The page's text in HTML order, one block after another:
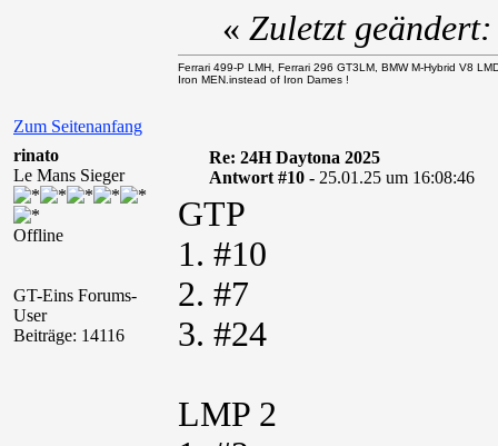
Zum Seitenanfang
« Zuletzt
Ferrari 499-P LMH, Ferrari 296 GT3LM, BMW M-Hybrid V8
Iron MEN.instead of Iron Dames !
rinato
Le Mans Sieger
Offline
GT-Eins Forums-
User
Beiträge: 14116
Re: 24H Daytona 2025
Antwort #10 - 25.01.25 um 16:08:46
GTP
1. #10
2. #7
3. #24
LMP 2